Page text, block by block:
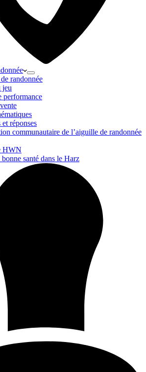
randonnée
jeu
performance
réponses
communautaire de l’aiguille de randonnée
HWN
santé dans le Harz